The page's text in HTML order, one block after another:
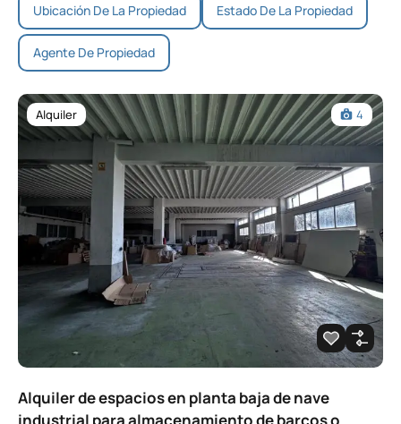
Ubicación De La Propiedad Estado De La Propiedad
Agente De Propiedad
Alquiler 4
Alquiler de espacios en planta baja de nave